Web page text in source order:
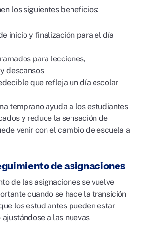
los siguientes beneficios:
inicio y finalización para el día
para lecciones,
descansos
que refleja un día escolar
temprano ayuda a los estudiantes
y reduce la sensación de
venir con el cambio de escuela a
de asignaciones
de las asignaciones se vuelve
cuando se hace la transición
los estudiantes pueden estar
a las nuevas